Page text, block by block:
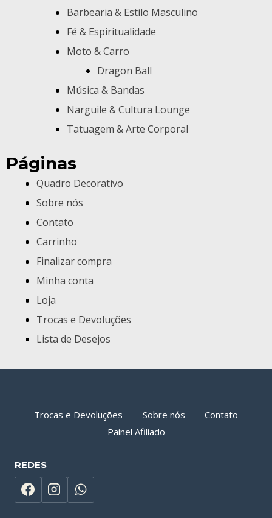
Barbearia & Estilo Masculino
Fé & Espiritualidade
Moto & Carro
Dragon Ball
Música & Bandas
Narguile & Cultura Lounge
Tatuagem & Arte Corporal
Páginas
Quadro Decorativo
Sobre nós
Contato
Carrinho
Finalizar compra
Minha conta
Loja
Trocas e Devoluções
Lista de Desejos
Trocas e Devoluções Sobre nós
Contato
Painel Afiliado
REDES